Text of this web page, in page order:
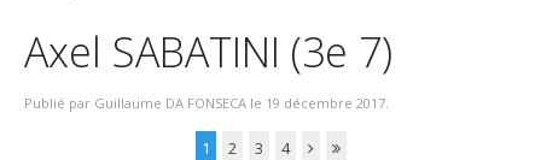
Axel SABATINI (3e 7)
Publié par Guillaume DA FONSECA le 19 décembre 2017
1 2 3 4